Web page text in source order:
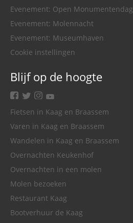
Evenement: Open Monumentendag
Evenement: Molennacht
Evenement: Museumhaven
Cookie instellingen
Blijf op de hoogte
facebook
twitterinstagram
youtube
Fietsen in Kaag en Braassem
Varen in Kaag en Braassem
Wandelen in Kaag en Braassem
Overnachten Keukenhof
Overnachten in een molen
Molen bezoeken
Restaurant Kaag
Bootverhuur de Kaag